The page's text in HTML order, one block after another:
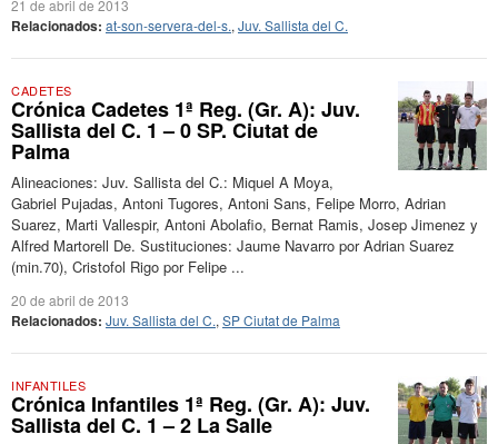
21 de abril de 2013
Relacionados: at-son-servera-del-s., Juv. Sallista del C.
CADETES
Crónica Cadetes 1ª Reg. (Gr. A): Juv.
Sallista del C. 1 – 0 SP. Ciutat de
Palma
Alineaciones: Juv. Sallista del C.: Miquel A Moya,
Gabriel Pujadas, Antoni Tugores, Antoni Sans, Felipe Morro, Adrian
Suarez, Marti Vallespir, Antoni Abolafio, Bernat Ramis, Josep Jimenez y
Alfred Martorell De. Sustituciones: Jaume Navarro por Adrian Suarez
(min.70), Cristofol Rigo por Felipe ...
20 de abril de 2013
Relacionados: Juv. Sallista del C., SP Ciutat de Palma
INFANTILES
Crónica Infantiles 1ª Reg. (Gr. A): Juv.
Sallista del C. 1 – 2 La Salle